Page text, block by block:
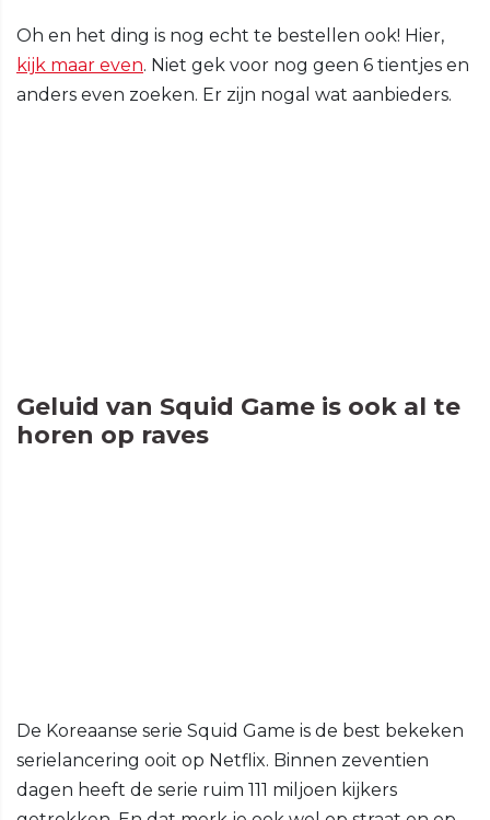
Oh en het ding is nog echt te bestellen ook! Hier,
kijk maar even. Niet gek voor nog geen 6 tientjes en
anders even zoeken. Er zijn nogal wat aanbieders.
Geluid van Squid Game is ook al te
horen op raves
De Koreaanse serie Squid Game is de best bekeken
serielancering ooit op Netflix. Binnen zeventien
dagen heeft de serie ruim 111 miljoen kijkers